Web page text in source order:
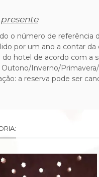
o número de referência
por um ano a contar da
do hotel de acordo com a
Inverno/Primavera/
a reserva pode ser